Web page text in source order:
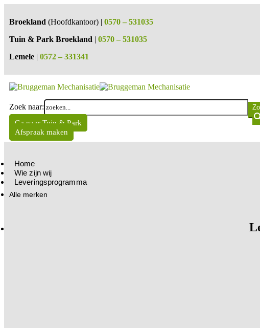
Broekland (Hoofdkantoor) | 0570 – 531035
Tuin & Park Broekland | 0570 – 531035
Lemele | 0572 – 331341
Zoek naar:
Ga naar Tuin & Park
Afspraak maken
Home
Wie zijn wij
Leveringsprogramma
Alle merken